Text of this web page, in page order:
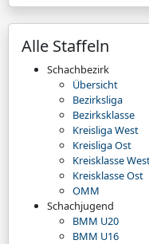
Alle Staffeln
Schachbezirk
Übersicht
Bezirksliga
Bezirksklasse
Kreisliga West
Kreisliga Ost
Kreisklasse
Kreisklasse Ost
OMM
Schachjugend
BMM U20
BMM U16